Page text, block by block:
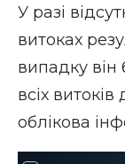
У разі
витоках
випадку
всіх
облікова